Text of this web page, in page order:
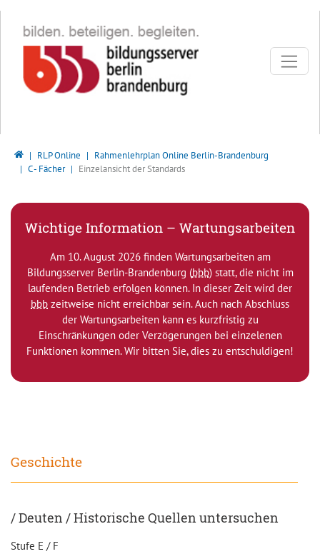
Bildungsserver Berlin - Brandenburg
RLP Online
Rahmenlehrplan Online Berlin-Brandenburg
C - Fächer
Einzelansicht der Standards
Wichtige Information – Wartungsarbeiten
Am 10. August 2026 finden Wartungsarbeiten am
Bildungsserver Berlin-Brandenburg (bbb) statt, die nicht im
laufenden Betrieb erfolgen können. In dieser Zeit wird der
bbb zeitweise nicht erreichbar sein. Auch nach Abschluss
der Wartungsarbeiten kann es kurzfristig zu
Einschränkungen oder Verzögerungen bei einzelenen
Funktionen kommen. Wir bitten Sie, dies zu entschuldigen!
Geschichte
/ Deuten / Historische Quellen untersuchen
Stufe E / F